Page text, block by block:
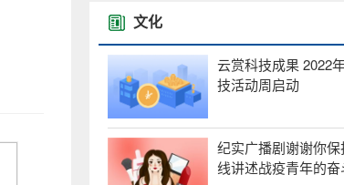
文化
云赏科技成果 2022
技活动周启动
纪实广播剧谢谢你
线讲述战疫青年的